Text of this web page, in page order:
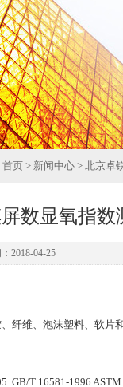
首页 > 新闻中心 > 北京卓
数显氧指数
2018-04-25
纤维、泡沫塑料、软片
T 16581-1996